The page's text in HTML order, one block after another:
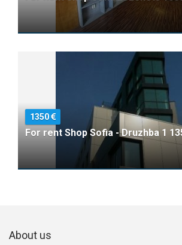
1350
For rent Shop Sofia - Druzhba 1
About us